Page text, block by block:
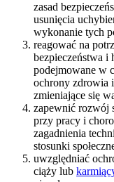
zasad
usunięcia
wykonanie tych
reagować na
bezpieczeństwa i
podejmowane w
ochrony zdrowia
zmieniające się
zapewnić rozwój
przy pracy i
zagadnienia
stosunki
uwzględniać
ciąży lub